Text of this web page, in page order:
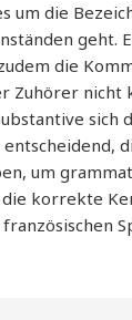
um die
geht.
die
Zuhörer nicht
sich
entscheidend,
um
korrekte